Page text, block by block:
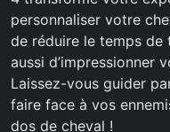
personnaliser votre
de réduire le temps de
aussi d’impressionner
Laissez-vous guider
faire face à vos
dos de cheval !